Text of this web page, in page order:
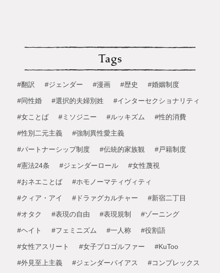
Tags
#翻訳 #ジェンダー #漫画 #歴史 #婚姻制度
#同性婚 #選択的夫婦別姓 #インターセクショナリティ
#女ことば #ミソジニー #ルッキズム #性的消費
#性別二元主義 #強制異性愛主義
#パートナーシップ制度 #伝統的家族観 #戸籍制度
#憲法24条 #ジェンダーロール #女性蔑視
#おネエことば #ホモノーマティヴィティ
#クィア・アイ #ドラァグカルチャー #新宿二丁目
#オタク #表現の自由 #表現規制 #ゾーニング
#ヘイト #フェミニズム #一人称 #役割語
#女性アスリート #女子プロゴルファー #KuToo
#外見至上主義 #ジェンダーバイアス #コンプレックス